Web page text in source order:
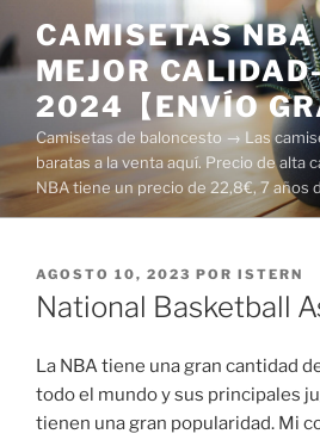
al
contenido
CAMISETAS
MEJOR
2024【ENVÍO
Camisetas de baloncesto → Las
baratas a la venta aquí. Precio de alta
NBA tiene un precio de 22,8€, 7 años
PUBLICADO
EL
AGOSTO 10, 2023 POR ISTERN
National Basketball
La NBA tiene una gran cantidad
todo el mundo y sus principales
tienen una gran popularidad. Mi